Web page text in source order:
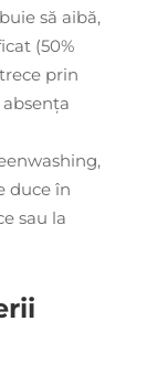
să aibă,
(50%
prin
duce în
sau la